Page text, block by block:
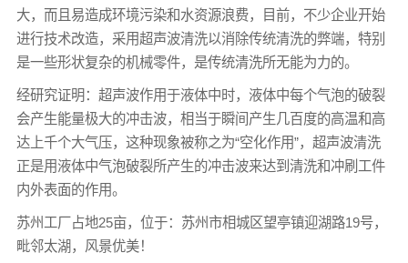
大，而且易造成环境污染和水资源浪费，目前，不少企业开始
进行技术改造，采用超声波清洗以消除传统清洗的弊端，特别
是一些形状复杂的机械零件，是传统清洗所无能为力的。
经研究证明：超声波作用于液体中时，液体中每个气泡的破裂
会产生能量极大的冲击波，相当于瞬间产生几百度的高温和高
达上千个大气压，这种现象被称之为“空化作用”，超声波清洗
正是用液体中气泡破裂所产生的冲击波来达到清洗和冲刷工件
内外表面的作用。
苏州工厂占地25亩，位于：苏州市相城区望亭镇迎湖路19号，
毗邻太湖，风景优美！